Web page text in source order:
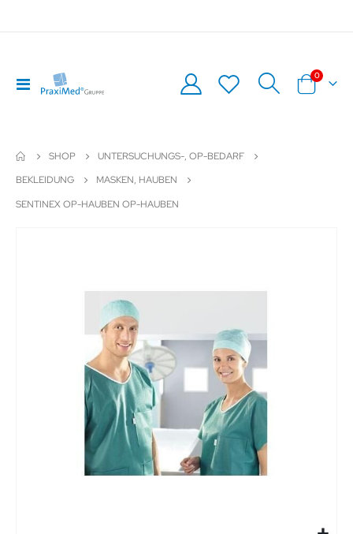
Navigation
umschalten
Warenkorb
0Artikel
SHOP
UNTERSUCHUNGS-, OP-BEDARF
BEKLEIDUNG
MASKEN, HAUBEN
SENTINEX OP-HAUBEN OP-HAUBEN